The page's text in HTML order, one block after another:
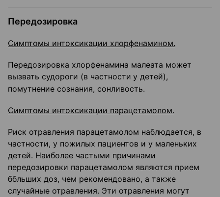
Передозировка
Симптомы интоксикации хлорфенамином.
Передозировка хлорфенамина малеата может
вызвать судороги (в частности у детей),
помутнение сознания, сонливость.
Симптомы интоксикации парацетамолом.
Риск отравления парацетамолом наблюдается, в
частности, у пожилых пациентов и у маленьких
детей. Наиболее частыми причинами
передозировки парацетамолом являются прием
ббльших доз, чем рекомендовано, а также
случайные отравления. Эти отравления могут